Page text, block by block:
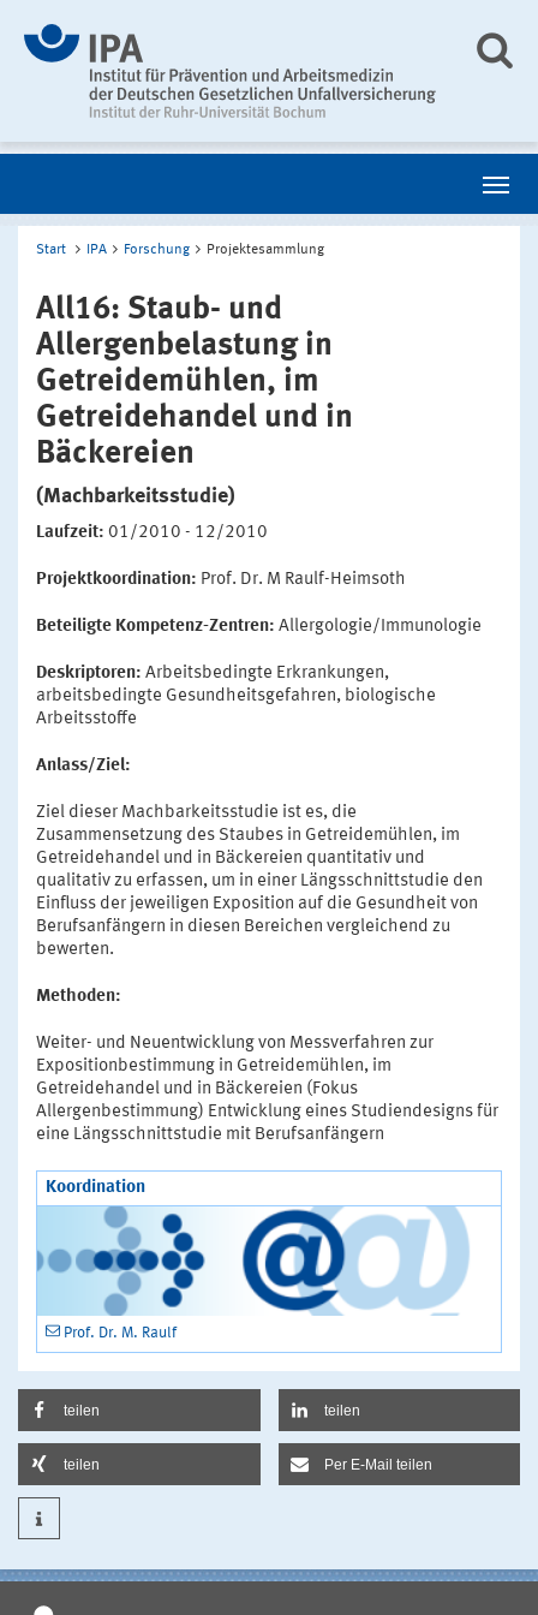
Start IPA Forschung Projektesammlung
All16: Staub- und
Allergenbelastung in
Getreidemühlen, im
Getreidehandel und in
Bäckereien
(Machbarkeitsstudie)
Laufzeit: 01/2010 - 12/2010
Projektkoordination: Prof. Dr. M Raulf-Heimsoth
Beteiligte Kompetenz-Zentren: Allergologie/Immunologie
Deskriptoren: Arbeitsbedingte Erkrankungen,
arbeitsbedingte Gesundheitsgefahren, biologische
Arbeitsstoffe
Anlass/Ziel:
Ziel dieser Machbarkeitsstudie ist es, die
Zusammensetzung des Staubes in Getreidemühlen, im
Getreidehandel und in Bäckereien quantitativ und
qualitativ zu erfassen, um in einer Längsschnittstudie den
Einfluss der jeweiligen Exposition auf die Gesundheit von
Berufsanfängern in diesen Bereichen vergleichend zu
bewerten.
Methoden:
Weiter- und Neuentwicklung von Messverfahren zur
Expositionbestimmung in Getreidemühlen, im
Getreidehandel und in Bäckereien (Fokus
Allergenbestimmung) Entwicklung eines Studiendesigns für
eine Längsschnittstudie mit Berufsanfängern
Koordination
Prof. Dr. M. Raulf
teilen teilen
teilen Per E-Mail teilen